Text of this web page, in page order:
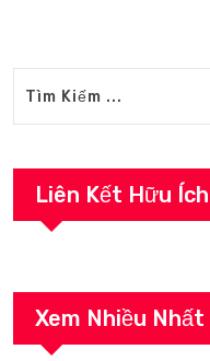
Liên Kết Hữu Ích
Xem Nhiều Nhất